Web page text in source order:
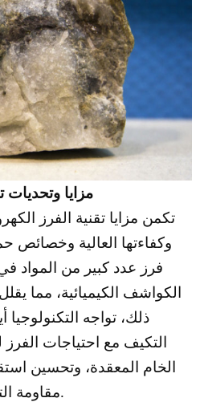
مزايا وتحديات
تكمن مزايا تقنية الفرز
وكفاءتها العالية وخصائص
فرز عدد كبير من المواد
الكواشف الكيميائية، مما
ذلك، تواجه
التكيف مع احتياجات الفرز
الخام المعقدة، وتحسين
مقاومة التداخل، وخفض التكاليف.